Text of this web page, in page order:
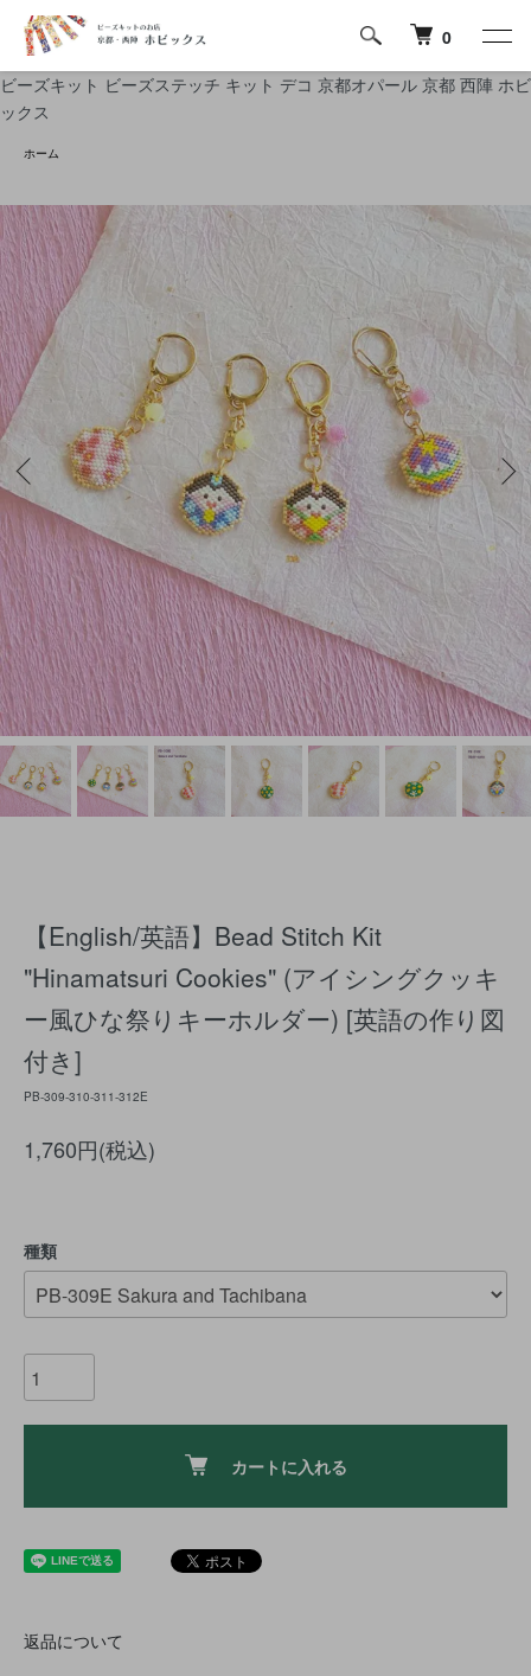
ビーズキット ビーズステッチ キット デコ 京都オパール 京都 西陣 ホビ
ックス
0
ホーム
【English/英語】Bead Stitch Kit
"Hinamatsuri Cookies" (アイシングクッキ
ー風ひな祭りキーホルダー) [英語の作り図
付き]
PB-309-310-311-312E
1,760円(税込)
種類
カートに入れる
返品について